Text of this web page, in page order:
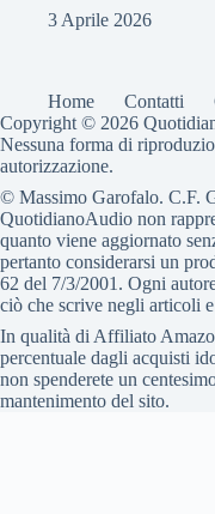
3 Aprile 2026
Home Contatti
Copyright © 2026
Nessuna forma di
autorizzazione.
© Massimo Garofalo. C.F.
QuotidianoAudio non
quanto viene aggiornato
pertanto considerarsi un
62 del 7/3/2001. Ogni
ciò che scrive negli articoli
In qualità di Affiliato
percentuale dagli acquisti
non spenderete un
mantenimento del sito.